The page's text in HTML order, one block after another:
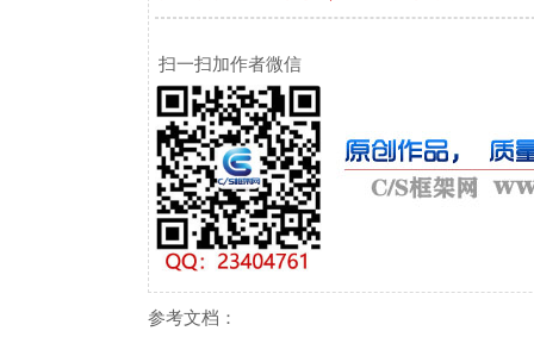
扫一扫加作者微信
参考文档：